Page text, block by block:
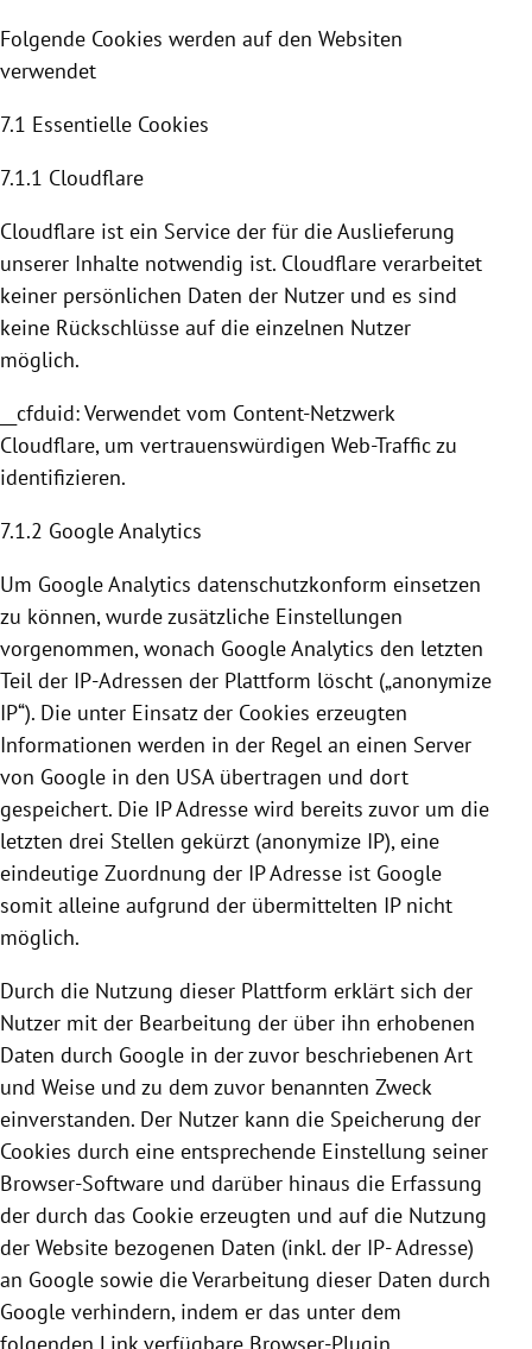
Folgende Cookies werden auf den Websiten
verwendet
7.1 Essentielle Cookies
7.1.1 Cloudflare
Cloudflare ist ein Service der für die Auslieferung
unserer Inhalte notwendig ist. Cloudflare verarbeitet
keiner persönlichen Daten der Nutzer und es sind
keine Rückschlüsse auf die einzelnen Nutzer
möglich.
__cfduid: Verwendet vom Content-Netzwerk
Cloudflare, um vertrauenswürdigen Web-Traffic zu
identifizieren.
7.1.2 Google Analytics
Um Google Analytics datenschutzkonform einsetzen
zu können, wurde zusätzliche Einstellungen
vorgenommen, wonach Google Analytics den letzten
Teil der IP-Adressen der Plattform löscht („anonymize
IP“). Die unter Einsatz der Cookies erzeugten
Informationen werden in der Regel an einen Server
von Google in den USA übertragen und dort
gespeichert. Die IP Adresse wird bereits zuvor um die
letzten drei Stellen gekürzt (anonymize IP), eine
eindeutige Zuordnung der IP Adresse ist Google
somit alleine aufgrund der übermittelten IP nicht
möglich.
Durch die Nutzung dieser Plattform erklärt sich der
Nutzer mit der Bearbeitung der über ihn erhobenen
Daten durch Google in der zuvor beschriebenen Art
und Weise und zu dem zuvor benannten Zweck
einverstanden. Der Nutzer kann die Speicherung der
Cookies durch eine entsprechende Einstellung seiner
Browser-Software und darüber hinaus die Erfassung
der durch das Cookie erzeugten und auf die Nutzung
der Website bezogenen Daten (inkl. der IP- Adresse)
an Google sowie die Verarbeitung dieser Daten durch
Google verhindern, indem er das unter dem
folgenden Link verfügbare Browser-Plugin